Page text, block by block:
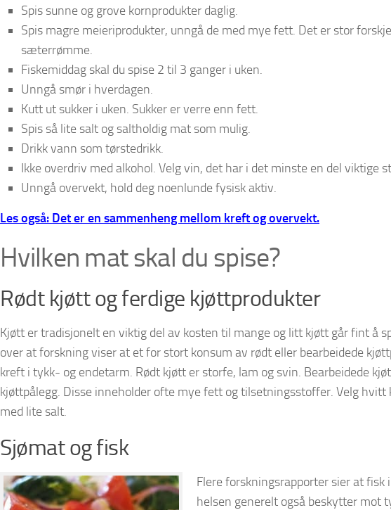
Spis sunne og grove kornprodukter daglig.
Spis magre meieriprodukter, unngå de med mye fett. Det er stor
sæterrømme.
Fiskemiddag skal du spise 2 til 3 ganger i uken.
Unngå smør i hverdagen.
Kutt ut sukker i uken. Sukker er verre enn fett.
Spis så lite salt og saltholdig mat som mulig.
Drikk vann som tørstedrikk.
Ikke overdriv med alkohol. Velg vin, det har i det minste en del viktige
Unngå overvekt, hold deg noenlunde fysisk aktiv.
Les også: Det er en sammenheng mellom kreft og overvekt.
Hvilken mat skal du spise?
Rødt kjøtt og ferdige kjøttprodukter
Kjøtt er tradisjonelt en viktig del av kosten til mange og litt kjøtt går fint å
over at forskning viser at et for stort konsum av rødt eller bearbeidede
kreft i tykk- og endetarm. Rødt kjøtt er storfe, lam og svin. Bearbeidede
kjøttpålegg. Disse inneholder ofte mye fett og tilsetningsstoffer. Velg
med lite salt.
Sjømat og fisk
Flere forskningsrapporter sier at
helsen generelt også beskytter mot